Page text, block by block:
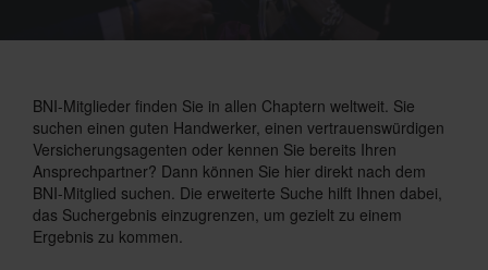
BNI-Mitglieder finden Sie in allen Chaptern weltweit. Sie
suchen einen guten Handwerker, einen vertrauenswürdigen
Versicherungsagenten oder kennen Sie bereits Ihren
Ansprechpartner? Dann können Sie hier direkt nach dem
BNI-Mitglied suchen. Die erweiterte Suche hilft Ihnen dabei,
das Suchergebnis einzugrenzen, um gezielt zu einem
Ergebnis zu kommen.